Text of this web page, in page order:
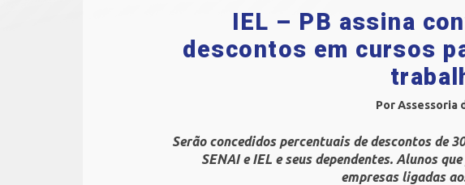
IEL – PB assina
descontos em cursos
Por Assessoria
Serão concedidos percentuais de descontos de
SENAI e IEL e seus dependentes. Alunos
empresas ligadas